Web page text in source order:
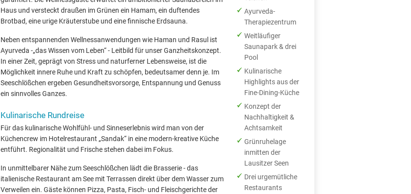
Haus und versteckt draußen im Grünen ein Hamam, ein duftendes
Brotbad, eine urige Kräuterstube und eine finnische Erdsauna.
Neben entspannenden Wellnessanwendungen wie Haman und Rasul ist
Ayurveda -„das Wissen vom Leben“ - Leitbild für unser Ganzheitskonzept.
In einer Zeit, geprägt von Stress und naturferner Lebensweise, ist die
Möglichkeit innere Ruhe und Kraft zu schöpfen, bedeutsamer denn je. Im
Seeschlößchen ergeben Gesundheitsvorsorge, Entspannung und Genuss
ein sinnvolles Ganzes.
Kulinarische Rundreise
Für das kulinarische Wohlfühl- und Sinneserlebnis wird man von der
Küchencrew im Hotelrestaurant „Sandak“ in eine modern-kreative Küche
entführt. Regionalität und Frische stehen dabei im Fokus.
In unmittelbarer Nähe zum Seeschlößchen lädt die Brasserie - das
italienische Restaurant am See mit Terrassen direkt über dem Wasser zum
Verweilen ein. Gäste können Pizza, Pasta, Fisch- und Fleischgerichte der
Ayurveda-
Therapiezentrum
Weitläufiger
Saunapark & drei
Pool
Kulinarische
Highlights aus der
Fine-Dining-Küche
Konzept der
Nachhaltigkeit &
Achtsamkeit
Grünruhelage
inmitten der
Lausitzer Seen
Drei urgemütliche
Restaurants